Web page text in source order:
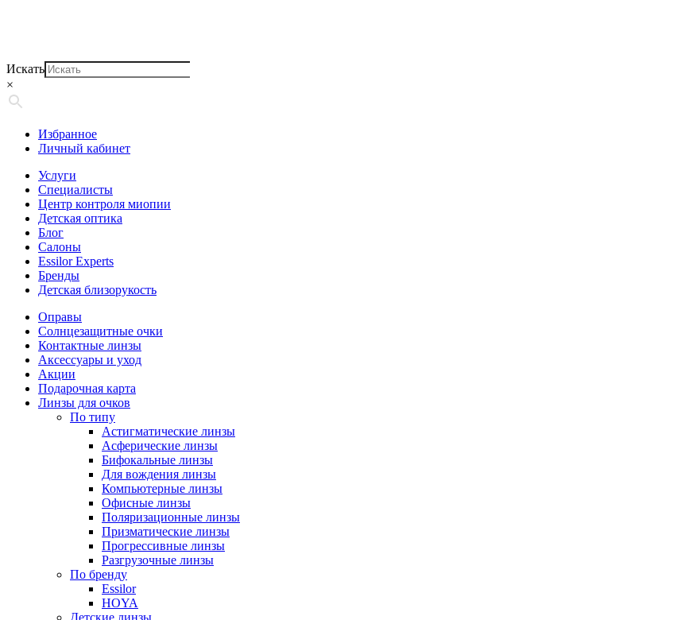
Искать
×
Избранное
Личный кабинет
Услуги
Специалисты
Центр контроля миопии
Детская оптика
Блог
Салоны
Essilor Experts
Бренды
Детская близорукость
Оправы
Солнцезащитные очки
Контактные линзы
Аксессуары и уход
Акции
Подарочная карта
Линзы для очков
По типу
Астигматические линзы
Асферические линзы
Бифокальные линзы
Для вождения линзы
Компьютерные линзы
Офисные линзы
Поляризационные линзы
Призматические линзы
Прогрессивные линзы
Разгрузочные линзы
По бренду
Essilor
HOYA
Детские линзы